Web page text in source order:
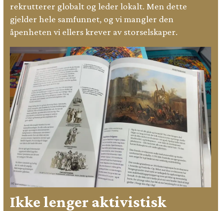
rekrutterer globalt og leder lokalt. Men dette
gjelder hele samfunnet, og vi mangler den
åpenheten vi ellers krever av storselskaper.
Ikke lenger aktivistisk